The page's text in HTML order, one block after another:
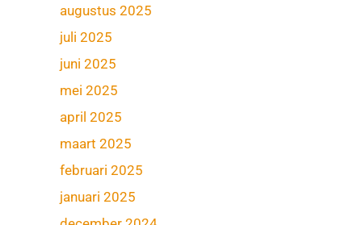
augustus 2025
juli 2025
juni 2025
mei 2025
april 2025
maart 2025
februari 2025
januari 2025